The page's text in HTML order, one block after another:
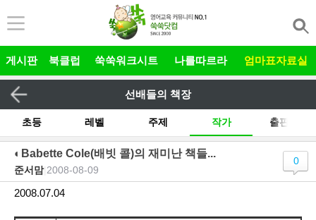
게시판 북클럽 쑥쑥워크시트 나를따르라 엄마표자료실
선배들의 책장
초등 레벨 주제 작가 출판사
전체 그림책 릴레이
◐Babette Cole(배빗 콜)의 재미난 책들...
준서맘| 2008-08-09
0
2008.07.04